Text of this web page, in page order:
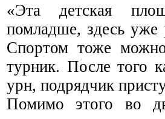
«Эта детская
помладше, здесь уже
Спортом тоже можно
турник. После того
урн, подрядчик
Помимо этого во